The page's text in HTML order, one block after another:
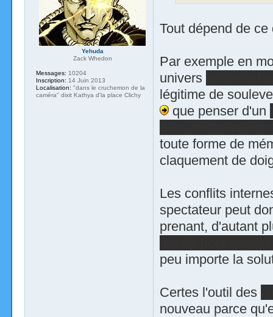
Tout dépend de
Par exemple en
univers
légitime de
que penser d'un
toute forme de
claquement de
Les conflits
spectateur peut
prenant, d'autant
peu importe la
Certes l'outil des
nouveau parce
Yehuda
Zack Whedon
Messages: 10204
Inscription: 14 Juin 2013
Localisation: "dans le cruchemon de la
caméra" dixit Kathya d'la place Clichy